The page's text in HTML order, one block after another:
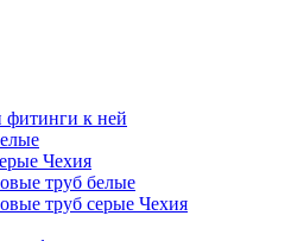
к ней
Чехия
труб белые
труб серые Чехия